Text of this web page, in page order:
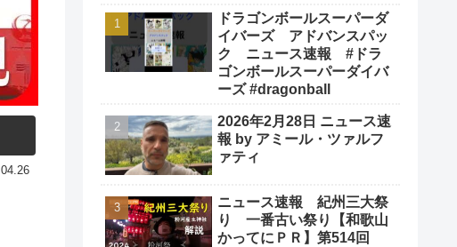
ドラゴンボールスーパーダ
イバーズ アドバンスパッ
ク ニュース速報 #ドラ
ゴンボールスーパーダイバ
ーズ #dragonball
2026年2月28日 ニュース速
報 by アミール・ツァルフ
ァティ
ニュース速報 紀州三大祭
り 一番古い祭り【和歌山
かってにＰＲ】第514回